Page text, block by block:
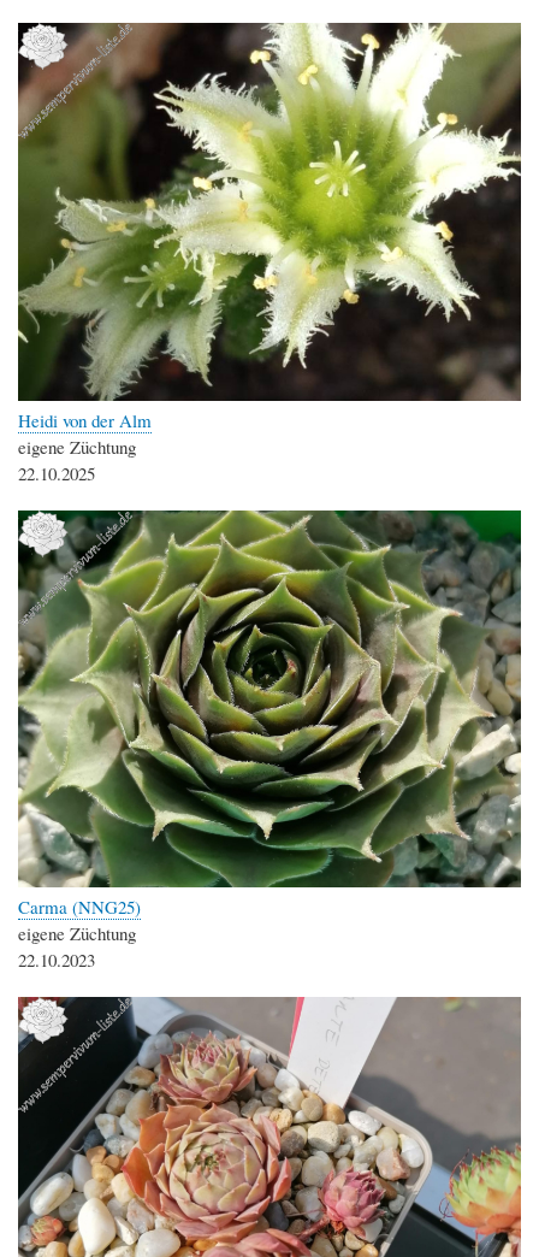
Heidi von der Alm
eigene Züchtung
22.10.2025
Carma (NNG25)
eigene Züchtung
22.10.2023